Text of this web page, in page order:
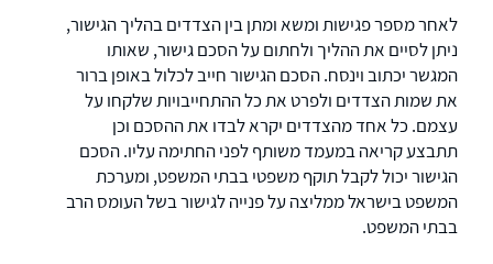
לאחר מספר פגישות ומשא ומתן בין הצדדים בהליך הגישור,
ניתן לסיים את ההליך ולחתום על הסכם גישור, שאותו
המגשר יכתוב וינסח. הסכם הגישור חייב לכלול באופן ברור
את שמות הצדדים ולפרט את כל ההתחייבויות שלקחו על
עצמם. כל אחד מהצדדים יקרא לבדו את ההסכם וכן
תתבצע קריאה במעמד משותף לפני החתימה עליו. הסכם
הגישור יכול לקבל תוקף משפטי בבתי המשפט, ומערכת
המשפט בישראל ממליצה על פנייה לגישור בשל העומס הרב
בבתי המשפט.